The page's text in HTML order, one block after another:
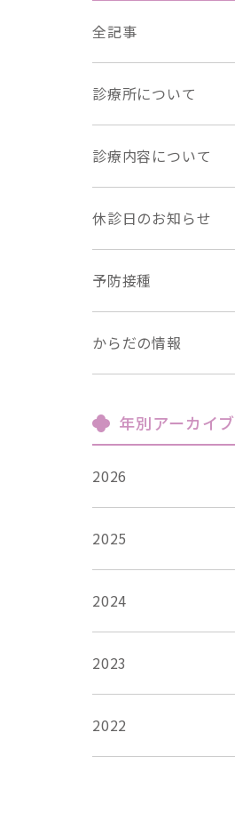
全記事
診療所について
診療内容について
休診日のお知らせ
予防接種
からだの情報
年別アーカイブ
2026
2025
2024
2023
2022